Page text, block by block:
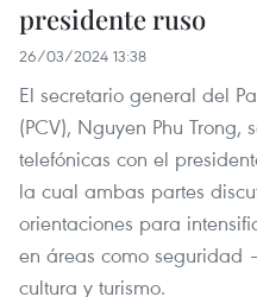
presidente ruso
26/03/2024 13:38
El secretario general del
(PCV), Nguyen Phu Trong,
telefónicas con el
la cual ambas partes
orientaciones para
en áreas como seguridad
cultura y turismo.